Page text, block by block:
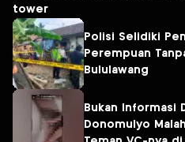
tower
Polisi Selidiki
Perempuan
Bululawang
Bukan Informasi
Donomulyo